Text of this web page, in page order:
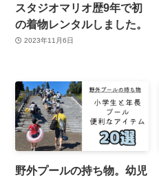
スタジオマリオ歴9年で初
の着物レンタルしました。
2023年11月6日
野外プールの持ち物。幼児